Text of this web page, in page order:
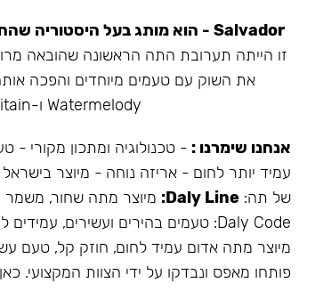
Salvador - הוא מותג בעל היסטוריה שהחלה ב-Daly Code.
את השוק עם טעמים מיוחדים והפכה
Watermelody ו-Grape Britain.
אנחנו שימרנו : - טכנולוגיה ומתכון מקורי -
של תה: Daly Line: מיוצר מתה שחור, משמר
Daly Code: טעמים בהירים ועשירים, עמידים לחום ומלאים בעשן.
מיוצר מתה אדום עמיד לחום, חוזק קל, טעם
פותחו מאפס ונבדקו על ידי הצוות המקצועי.